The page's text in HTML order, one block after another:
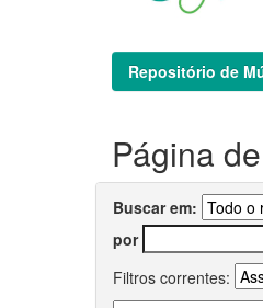
Repositório de
Página
Buscar em:
por
Filtros correntes: